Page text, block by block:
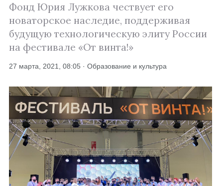
Фонд Юрия Лужкова чествует его
новаторское наследие, поддерживая
будущую технологическую элиту России
на фестивале «От винта!»
27 марта, 2021, 08:05 · Образование и культура